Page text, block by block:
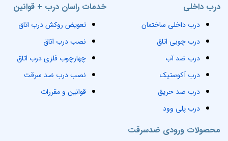
خدمات راسان درب + قوانین
تعویض روکش درب اتاق
نصب درب اتاق
چهارچوب فلزی درب اتاق
نصب درب ضد سرقت
قوانین و مقررات
محصولات ورودی ضدسرقت
درب داخلی
درب داخلی ساختمان
درب چوبی اتاق
درب ضد آب
درب آکوستیک
درب ضد حریق
درب پلی وود